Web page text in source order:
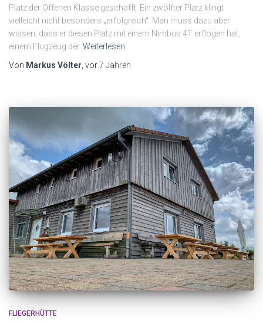
Platz der Offenen Klasse geschafft. Ein zwölfter Platz klingt
vielleicht nicht besonders „erfolgreich“. Man muss dazu aber
wissen, dass er diesen Platz mit einem Nimbus 4T erflogen hat,
einem Flugzeug der Weiterlesen
Von Markus Völter , vor7 Jahren
FLIEGERHÜTTE